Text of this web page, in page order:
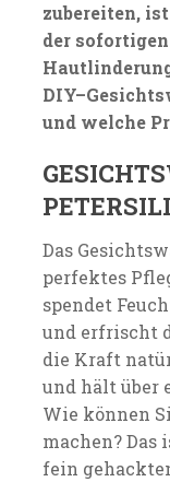
zubereiten,
der
und welche
Das
perfektes
spendet
und erfrischt
die Kraft
und hält über
Wie können
machen? Das
fein